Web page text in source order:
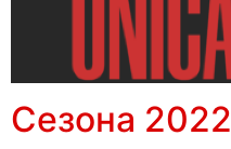
Сезона 2022